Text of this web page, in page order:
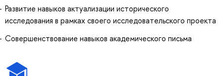
Развитие навыков актуализации исторического
исследования в рамках своего исследовательского проекта
Совершенствование навыков академического письма